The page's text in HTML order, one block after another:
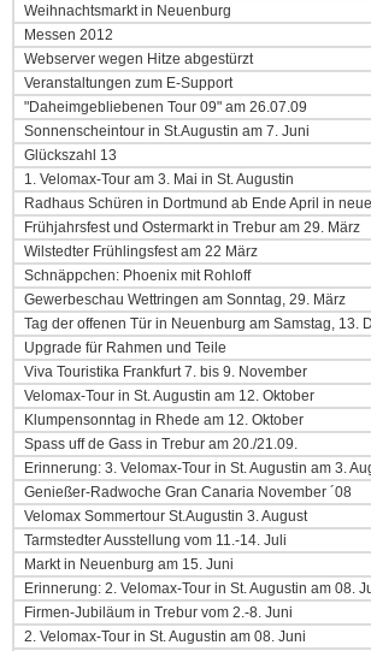
Weihnachtsmarkt in Neuenburg
Messen 2012
Webserver wegen Hitze abgestürzt
Veranstaltungen zum E-Support
"Daheimgebliebenen Tour 09" am 26.07.09
Sonnenscheintour in St.Augustin am 7. Juni
Glückszahl 13
1. Velomax-Tour am 3. Mai in St. Augustin
Radhaus Schüren in Dortmund ab Ende April in
Frühjahrsfest und Ostermarkt in Trebur am 29. März
Wilstedter Frühlingsfest am 22 März
Schnäppchen: Phoenix mit Rohloff
Gewerbeschau Wettringen am Sonntag, 29. März
Tag der offenen Tür in Neuenburg am Samstag, 13.
Upgrade für Rahmen und Teile
Viva Touristika Frankfurt 7. bis 9. November
Velomax-Tour in St. Augustin am 12. Oktober
Klumpensonntag in Rhede am 12. Oktober
Spass uff de Gass in Trebur am 20./21.09.
Erinnerung: 3. Velomax-Tour in St. Augustin am 3.
Genießer-Radwoche Gran Canaria November ´08
Velomax Sommertour St.Augustin 3. August
Tarmstedter Ausstellung vom 11.-14. Juli
Markt in Neuenburg am 15. Juni
Erinnerung: 2. Velomax-Tour in St. Augustin am 08.
Firmen-Jubiläum in Trebur vom 2.-8. Juni
2. Velomax-Tour in St. Augustin am 08. Juni